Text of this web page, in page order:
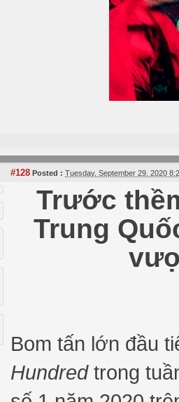
#128 Posted : Tuesday, September 29, 2020
Trước
Trung
Bom tấn lớn đầu
Hundredtrong